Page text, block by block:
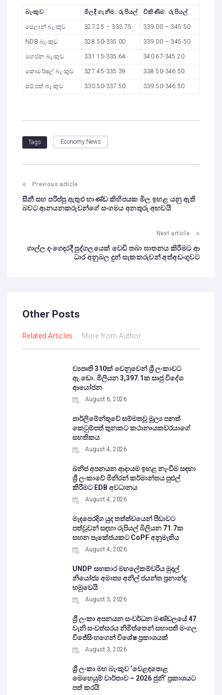
බැංකුව මිලදී ගැනීම. රුපියල් විකිණීම. රුපියල්
සෙලාන් බැංකුව 327.25 – 333.75 339.00 – 345.50
NDB බැංකුව 328.50-335.00 339.00 – 345.50
මහජන බැංකුව 331.15-335.64 340.67-345.20
කොමර්ෂල් බැංකුව 327.45-335.39 338.50-346.50
සම්පත් බැංකුව 330.50-337.50 339.50-346.50
Tags Economy News
Previous article
සීනී සහ පරිප්පු ඇතුළු භාණ්ඩ කිහිපයක මිල ඉහළ යනු ඇති
බවට ආනයනකරුවන්ගේ සංගමය අනතුරු අඟවයි
Next article
ගාල්ල දංගෙදරදී පුද්ගලයෙක් වෙඩි තබා ඝාතනය කිරීමට ආ
ධාර අනුබල දුන් සැකකරුවන් අත්අඩංගුවට
Other Posts
Related Articles More from Author
ව්‍යපෘති 310ක් වෙනුවෙන් ශ්‍රී ලංකාවට
ඇ.ඩො. මිලියන 3,397.1ක සෘජු විදේශ
ආයෝජන
August 6, 2026
පාර්ලිමේන්තුවේ සම්මතවූ මූල්‍ය පනත්
කෙටුම්පත් තුනකට කථානායකවරයාගේ
සහතිකය
August 4, 2026
ඛනිජ අපනයන ආදායම ඉහළ නැංවීම සඳහා
ශ්‍රී ලංකාවේ මිනිරන් කර්මාන්තය පුළුල්
කිරීමට EDB අවධානය
August 4, 2026
මැදපෙරදිග යුද තත්ත්වයෙන් පීඩාවට
පත්වූවන් සඳහා රුපියල් බිලියන 71.7ක
සහන පැකේජයකට CoPF අනුමැතිය
August 4, 2026
UNDP සහකාර මහලේකම්වරිය මුදල්
නියෝජ්‍ය අමාත්‍ය අනිල් ජයන්ත ප්‍රනාන්දු
හමුවෙයි
August 3, 2026
ශ්‍රී ලංකා අපනයන සංවර්ධන මණ්ඩලයේ 47
වැනි සංවත්සරය නිමිත්තෙන් සභාපති මංගල
විජේසිංහගෙන් විශේෂ ප්‍රකාශයක්
August 3, 2026
ශ්‍රී ලංකා මහ බැංකුව ‘වෙළඳපොළ
මෙහෙයුම් වාර්තාව – 2026 ජුනි’ ප්‍රකාශයට
පත් කරයි